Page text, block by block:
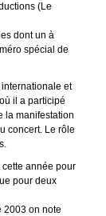
(Le
dont un à
spécial de
et
il a participé
la manifestation
concert. Le rôle
cette année pour
pour deux
2003 on note